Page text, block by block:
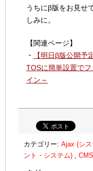
うちにβ版をお見せ
しみに。
【関連ページ】
・
【明日β版公開
TOSに簡単設置で
イン～
カテゴリー: Ajax (シ
ント・システム) ,